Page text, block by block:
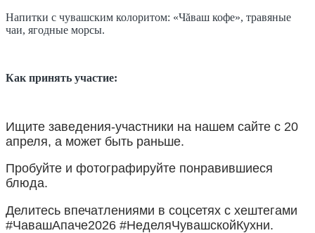
Напитки с чувашским колоритом: «Чăваш кофе», травяные
чаи, ягодные морсы.
Как принять участие:
Ищите заведения-участники на нашем сайте с 20
апреля, а может быть раньше.
Пробуйте и фотографируйте понравившиеся
блюда.
Делитесь впечатлениями в соцсетях с хештегами
#ЧавашАпаче2026 #НеделяЧувашскойКухни.